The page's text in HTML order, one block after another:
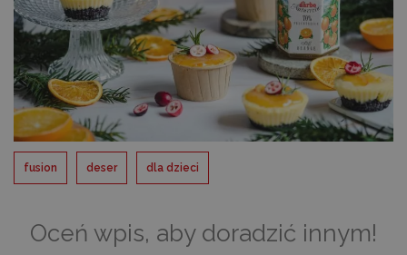
fusion deser dla dzieci
Oceń wpis, aby doradzić innym!